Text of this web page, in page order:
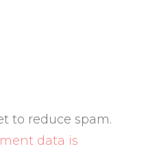
to reduce spam.
data is